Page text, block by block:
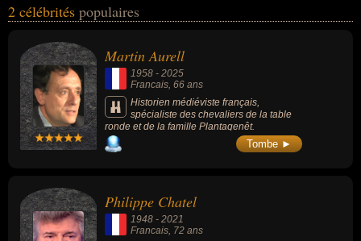
été enseignant, historien, médiéviste, professeur d'histoire,
compositeur de variétés ou musicien. En ce qui concerne leurs
nationalités au moment de leurs morts, ils peuvent avoir été
francais ou espagnol par exemple.
2 célébrités populaires
Martin Aurell
1958 - 2025
Francais, 66 ans
Historien médiéviste français,
spécialiste des chevaliers de la table
ronde et de la famille Plantagenêt.
Tombe ►
Philippe Chatel
1948 - 2021
Francais , 72 ans